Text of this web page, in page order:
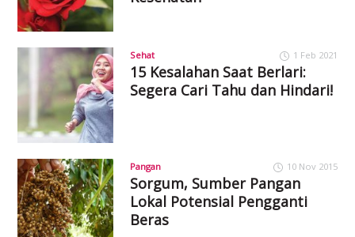
Sehat 1 Feb 2021
15 Kesalahan Saat Berlari:
Segera Cari Tahu dan Hindari!
Pangan 10 Nov 2015
Sorgum, Sumber Pangan
Lokal Potensial Pengganti
Beras